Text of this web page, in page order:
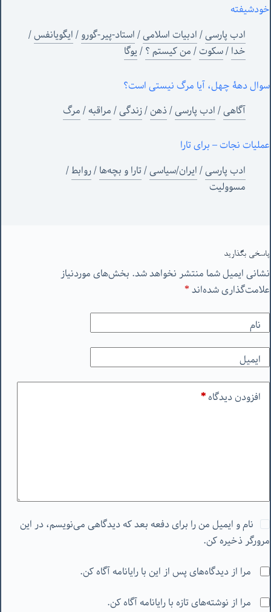
خودشیفته
ادب پارسی/ادبیات اسلامی/استاد-پیر-گورو/ایگویانفس/
خدا/سکوت/من‌ کیستم ؟/یوگا
سوال دهۀ چهل، آیا مرگ نیستی است؟
آگاهی/ادب پارسی/ذهن/زندگی/مراقبه/مرگ
عملیات نجات – برای تارا
ادب پارسی/ایران/سیاسی/تارا و بچه‌ها/روابط/
مسوولیت
پاسخی بگذارید
نشانی ایمیل شما منتشر نخواهد شد. بخش‌های موردنیاز
علامت‌گذاری شده‌اند*
نام
ایمیل
افزودن دیدگاه*
نام و ایمیل من را برای دفعه بعد که دیدگاهی می‌نویسم، در این
مرورگر ذخیره کن.
مرا از دیدگاه‌های پس از این با رایانامه آگاه کن.
مرا از نوشته‌های تازه با رایانامه آگاه کن.